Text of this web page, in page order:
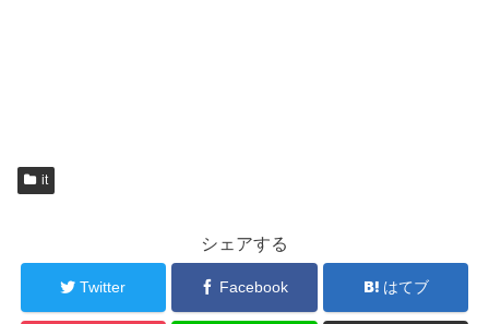
it
シェアする
Twitter Facebook はてブ